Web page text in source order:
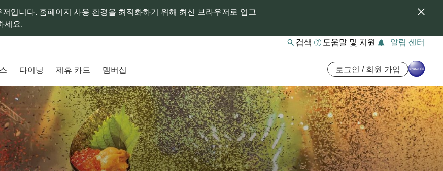
입니다. 홈페이지 사용 환경을 최적화하기 위해 최신 브라우저로 업그
세요.
검색 도움말 및 지원 알림 센터
다이닝 제휴 카드 멤버십 로그인 / 회원 가입